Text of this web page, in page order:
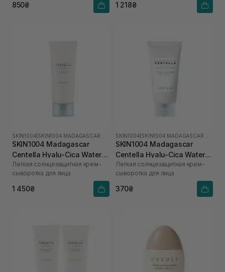
850₴ 1 218₴
SKIN1004
SKIN1004 Madagascar
Centella Hyalu-Cica Water-
Fit Sun Serum SPF50+
PA++++ 100 мл
Легкая солнцезащитная крем-
сыворотка для лица
1 450₴
SKIN1004
SKIN1004 Madagascar
Centella Hyalu-Cica Water-
Fit Sun Serum SPF50+
PA++++ 15 мл
Легкая солнцезащитная крем-
сыворотка для лица
370₴